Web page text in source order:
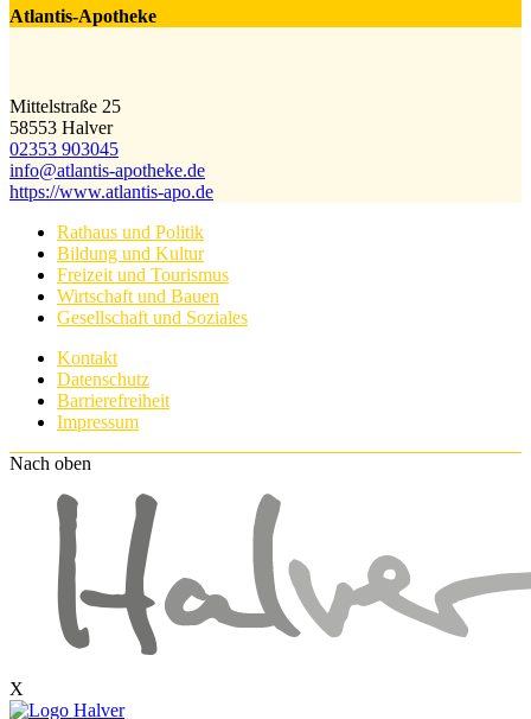
Atlantis-Apotheke
Mittelstraße 25
58553 Halver
02353 903045
info@​atlantis-apotheke.de
https://www.atlantis-apo.de
Rathaus und Politik
Bildung und Kultur
Freizeit und Tourismus
Wirtschaft und Bauen
Gesellschaft und Soziales
Kontakt
Datenschutz
Barrierefreiheit
Impressum
Nach oben
X